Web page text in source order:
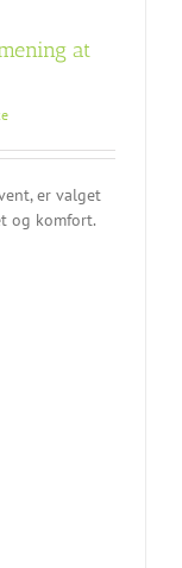
at
er valget
og komfort.